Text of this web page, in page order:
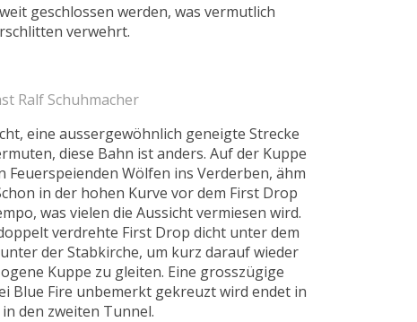
geschlossen werden, was vermutlich
verwehrt.
Ralf Schuhmacher
eine aussergewöhnlich geneigte Strecke
diese Bahn ist anders. Auf der Kuppe
Wölfen ins Verderben, ähm
in der hohen Kurve vor dem First Drop
was vielen die Aussicht vermiesen wird.
verdrehte First Drop dicht unter dem
der Stabkirche, um kurz darauf wieder
Kuppe zu gleiten. Eine grosszügige
Blue Fire unbemerkt gekreuzt wird endet in
den zweiten Tunnel.